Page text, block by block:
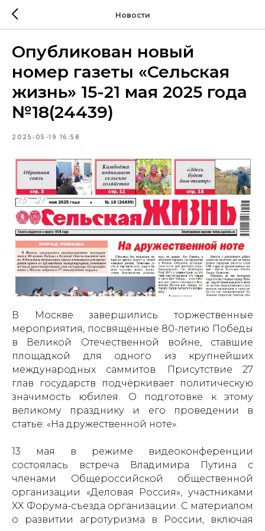
Новости
Опубликован новый
номер газеты «Сельская
жизнь» 15-21 мая 2025 года
№18(24439)
2025-05-19 16:58
В Москве завершились торжественные
мероприятия, посвящённые 80-летию Победы
в Великой Отечественной войне, ставшие
площадкой для одного из крупнейших
международных саммитов. Присутствие 27
глав государств подчёркивает политическую
значимость юбилея. О подготовке к этому
великому празднику и его проведении в
статье: «На дружественной ноте».
13 мая в режиме видеоконференции
состоялась встреча Владимира Путина с
членами Общероссийской общественной
организации «Деловая Россия», участниками
XX Форума-съезда организации. С материалом
о развитии агротуризма в России, включая